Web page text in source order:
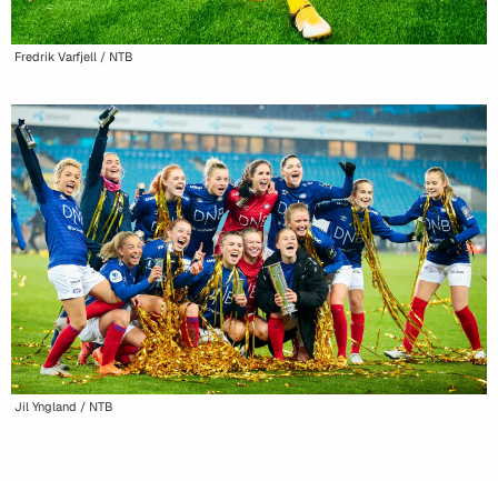
Fredrik Varfjell / NTB
Jil Yngland / NTB